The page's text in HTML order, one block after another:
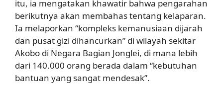
itu, ia mengatakan khawatir bahwa pengarahan
berikutnya akan membahas tentang kelaparan.
Ia melaporkan “kompleks kemanusiaan dijarah
dan pusat gizi dihancurkan” di wilayah sekitar
Akobo di Negara Bagian Jonglei, di mana lebih
dari 140.000 orang berada dalam “kebutuhan
bantuan yang sangat mendesak”.